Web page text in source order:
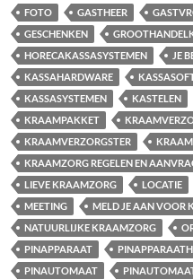
FOTO
GASTHEER
GESCHENKEN
HORECAKASSASYSTEMEN
JE
KASSAHARDWARE
KASSASYSTEMEN
KASTELEN
KRAAMPAKKET
KRAAMVERZORGSTER
KRAAMZORG REGELEN EN
LIEVE KRAAMZORG
LOCATIE
MEETING
MELD JE AAN VOOR
NATUURLIJKE KRAAMZORG
PINAPPARAAT
PINAUTOMAAT